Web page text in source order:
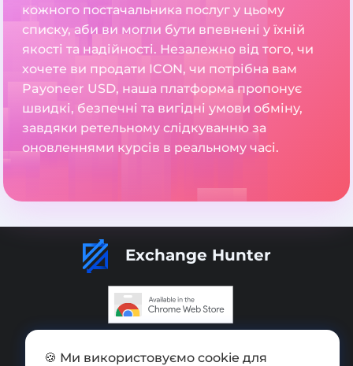
кожного постачальника послуг у цьому
списку, аби ви могли бути впевнені у їхній
якості та надійності. Незалежно від того, чи
хочете ви продати ICON, чи потрібна вам
Payoneer USD, наша платформа пропонує
швидкі, безпечні та вигідні умови обміну,
завдяки ретельному слідкуванню за
оновленнями курсів в реальному часі.
Exchange Hunter
🍪 Ми використовуємо cookie для